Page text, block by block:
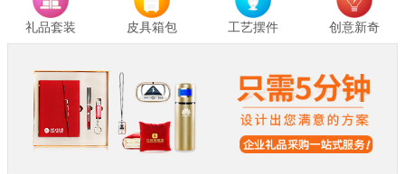
礼品套装 皮具箱包 工艺摆件 创意新奇